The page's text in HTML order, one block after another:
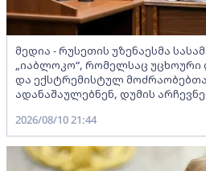
მედია - რუსეთის უზენაესმა
„იაბლოკო“, რომელსაც უცხოური
და ექსტრემისტულ
ადანაშაულებნენ, დუმის
2026/08/10 21:44